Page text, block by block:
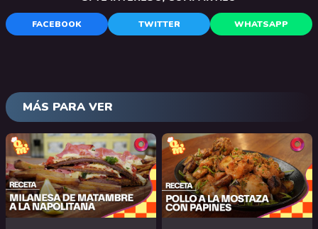
FACEBOOK TWITTER WHATSAPP
MÁS PARA VER